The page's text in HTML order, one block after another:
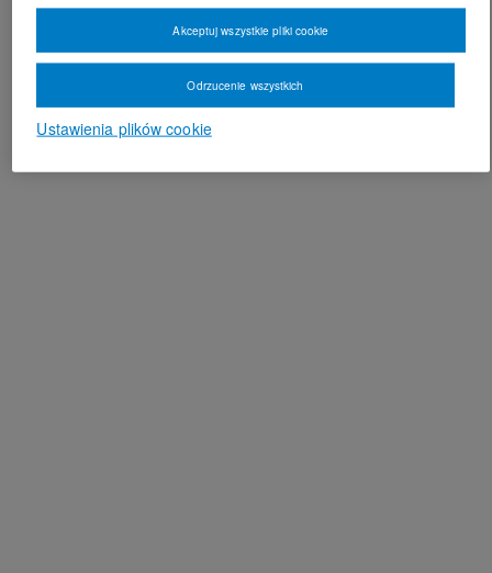
Ustawienia plików cookie
Odrzucenie wszystkich
Akceptuj wszystkie pliki cookie